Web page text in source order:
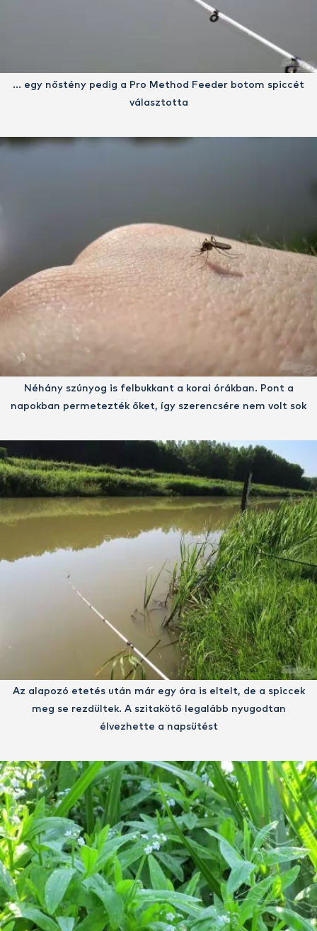
… egy nőstény pedig a Pro Method Feeder botom spiccét
választotta
Néhány szúnyog is felbukkant a korai órákban. Pont a
napokban permetezték őket, így szerencsére nem volt sok
Az alapozó etetés után már egy óra is eltelt, de a spiccek
meg se rezdültek. A szitakötő legalább nyugodtan
élvezhette a napsütést